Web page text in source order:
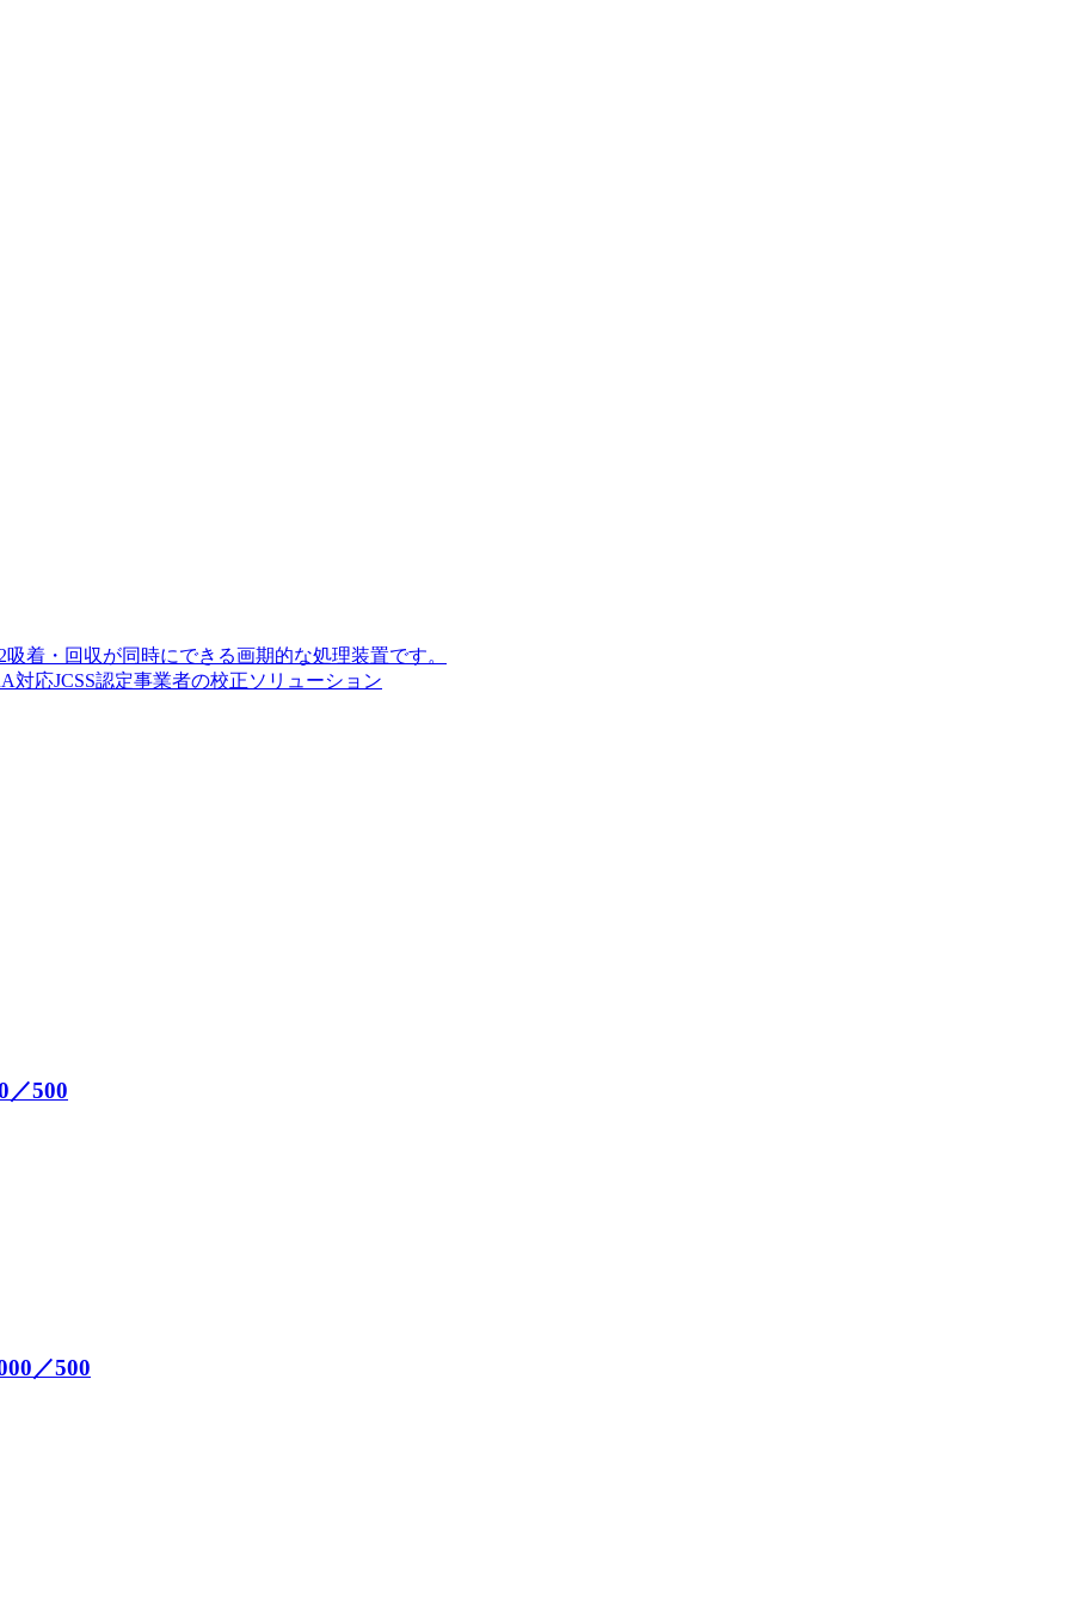
着・回収が同時にできる画期的な処理装置です。
応JCSS認定事業者の校正ソリューション
／500
／500